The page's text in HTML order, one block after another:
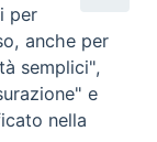
per
anche per
semplici",
e
nella